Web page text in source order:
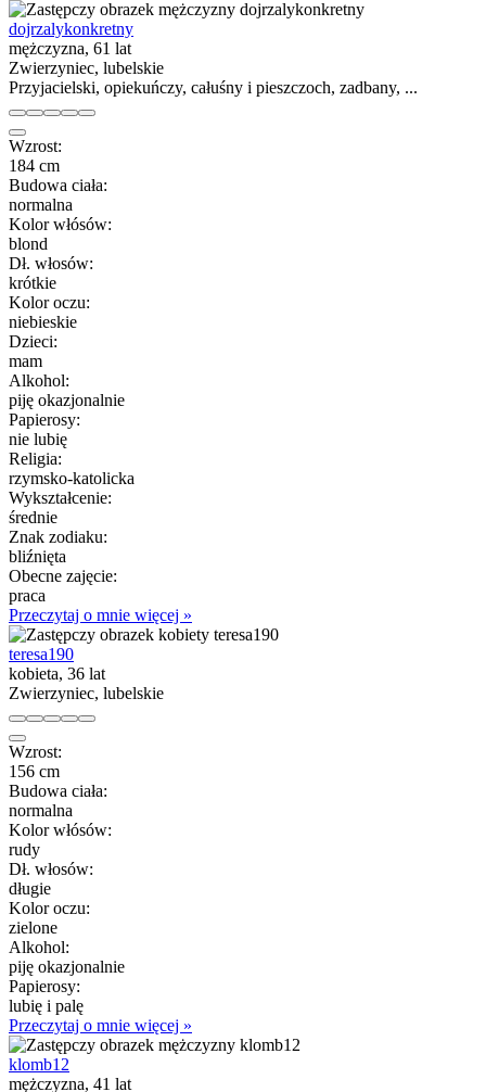
dojrzalykonkretny
mężczyzna, 61 lat
Zwierzyniec, lubelskie
Przyjacielski, opiekuńczy, całuśny i pieszczoch, zadbany, ...
Wzrost:
184 cm
Budowa ciała:
normalna
Kolor włósów:
blond
Dł. włosów:
krótkie
Kolor oczu:
niebieskie
Dzieci:
mam
Alkohol:
piję okazjonalnie
Papierosy:
nie lubię
Religia:
rzymsko-katolicka
Wykształcenie:
średnie
Znak zodiaku:
bliźnięta
Obecne zajęcie:
praca
Przeczytaj o mnie więcej »
teresa190
kobieta, 36 lat
Zwierzyniec, lubelskie
Wzrost:
156 cm
Budowa ciała:
normalna
Kolor włósów:
rudy
Dł. włosów:
długie
Kolor oczu:
zielone
Alkohol:
piję okazjonalnie
Papierosy:
lubię i palę
Przeczytaj o mnie więcej »
klomb12
mężczyzna, 41 lat